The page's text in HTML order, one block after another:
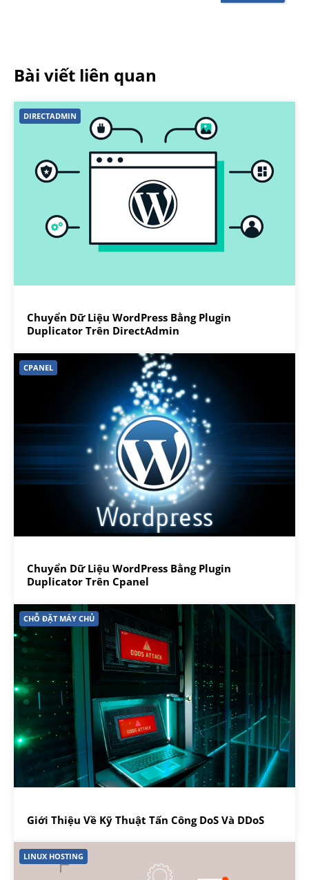
Bài viết liên quan
DIRECTADMIN
Chuyển Dữ Liệu WordPress Bằng Plugin
Duplicator Trên DirectAdmin
CPANEL
Chuyển Dữ Liệu WordPress Bằng Plugin
Duplicator Trên Cpanel
CHỖ ĐẶT MÁY CHỦ
Giới Thiệu Về Kỹ Thuật Tấn Công DoS Và DDoS
LINUX HOSTING